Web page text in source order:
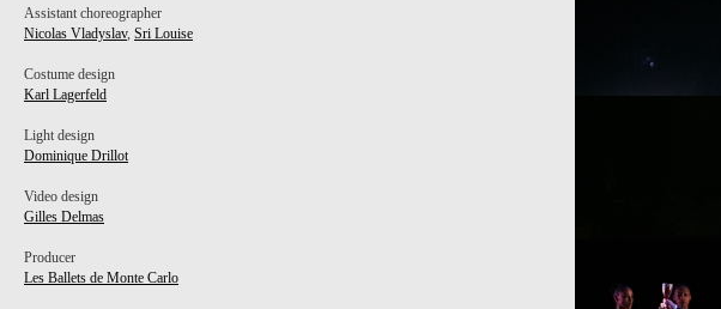
Assistant choreographer
Nicolas Vladyslav, Sri Louise
Costume design
Karl Lagerfeld
Light design
Dominique Drillot
Video design
Gilles Delmas
Producer
Les Ballets de Monte Carlo